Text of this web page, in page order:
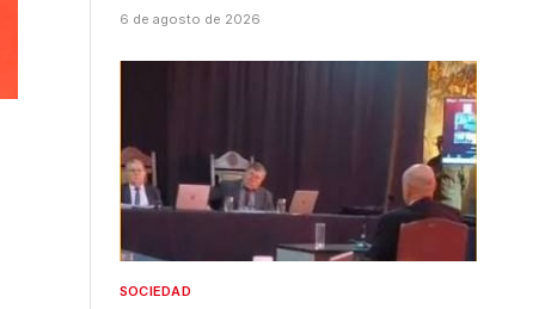
6 de agosto de 2026
SOCIEDAD